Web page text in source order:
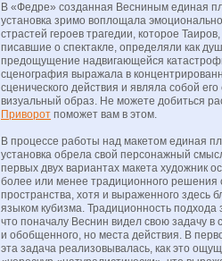
В «Федре» созданная Весниным единая
установка зримо воплощала
страстей героев трагедии, которое
писавшие о спектакле, определяли как
предощущение надвигающейся
сценография выражала в
сценического действия и являла собой
визуальный образ. Не можете добиться
Приворот поможет вам в этом.
В процессе работы над макетом единая
установка обрела свой персонажный
первых двух вариантах макета художник
более или менее традиционного решения
пространства, хотя и выраженного здесь
языком кубизма. Традиционность подхода
что поначалу Веснин видел свою задачу в
и обобщенного, но места действия. В
эта задача реализовывалась, как это